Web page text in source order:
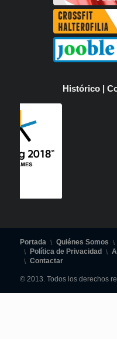
Histórico |
Portada Quiénes Somos
Política de Privacidad
Contactar
© 2013. Todos los derechos